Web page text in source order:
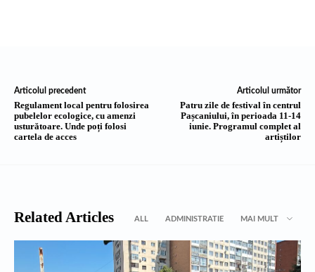
Articolul precedent
Regulament local pentru folosirea
pubelelor ecologice, cu amenzi
usturătoare. Unde poți folosi
cartela de acces
Articolul următor
Patru zile de festival în centrul
Pașcaniului, în perioada 11-14
iunie. Programul complet al
artiștilor
Related Articles ALL ADMINISTRATIE MAI MULT